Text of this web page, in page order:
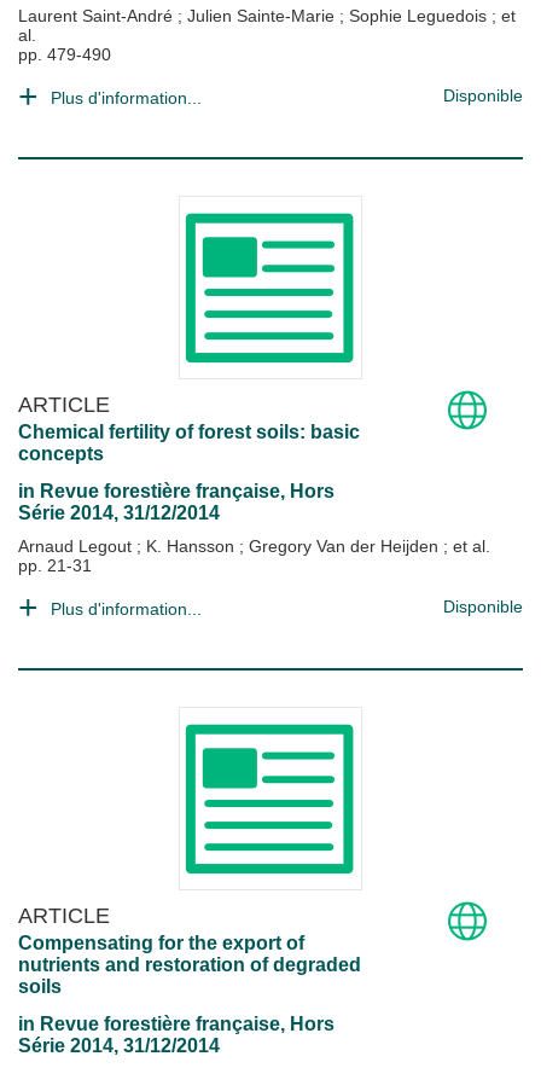
Laurent Saint-André ; Julien Sainte-Marie ; Sophie Leguedois ; et
al.
pp. 479-490
Plus d'information... Disponible
ARTICLE
Chemical fertility of forest soils: basic
concepts
in Revue forestière française, Hors
Série 2014, 31/12/2014
Arnaud Legout ; K. Hansson ; Gregory Van der Heijden ; et al.
pp. 21-31
Plus d'information... Disponible
ARTICLE
Compensating for the export of
nutrients and restoration of degraded
soils
in Revue forestière française, Hors
Série 2014, 31/12/2014